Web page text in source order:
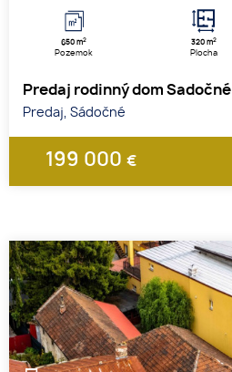
650 m2
Pozemok
320 m2
Plocha
Predaj rodinný dom Sadočné
Predaj, Sádočné
199 000 €